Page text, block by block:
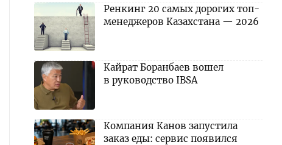
Ренкинг 20 самых дорогих топ-
менеджеров Казахстана — 2026
Кайрат Боранбаев вошел
в руководство IBSA
Компания Канов запустила
заказ еды: сервис появился